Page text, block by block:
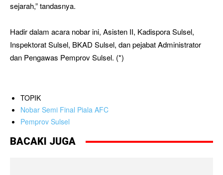
sejarah,” tandasnya.
Hadir dalam acara nobar ini, Asisten II, Kadispora Sulsel,
Inspektorat Sulsel, BKAD Sulsel, dan pejabat Administrator
dan Pengawas Pemprov Sulsel. (*)
TOPIK
Nobar Semi Final Piala AFC
Pemprov Sulsel
BACAKI JUGA